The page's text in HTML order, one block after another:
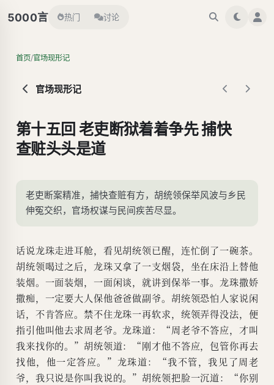
5000言 热门 讨论
首页/官场现形记
官场现形记
第十五回 老吏断狱着着争先 捕快
查赃头头是道
老吏断案精准，捕快查赃有方，胡统领保举风波与乡民
伸冤交织，官场权谋与民间疾苦尽显。
话说龙珠走进耳舱，看见胡统领已醒，连忙倒了一碗茶。
胡统领喝过之后，龙珠又拿了一支烟袋，坐在床沿上替他
装烟。一面装烟，一面闲谈，就讲到保举一事。龙珠撒娇
撒痴，一定要大人保他爸爸做副爷。胡统领恐怕人家说闲
话，不肯答应。禁不住龙珠一再软求，统领弄得没法，便
指引他叫他去求周老爷。龙珠道：“周老爷不答应，才叫
我来找你的。”胡统领道：“刚才他不答应，包管你再去
找他，他一定答应。”龙珠道：“我不管，我见了周老
爷，我只说是你叫我说的。”胡统领把脸一沉道：“你别